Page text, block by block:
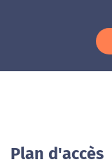
Plan d'accès